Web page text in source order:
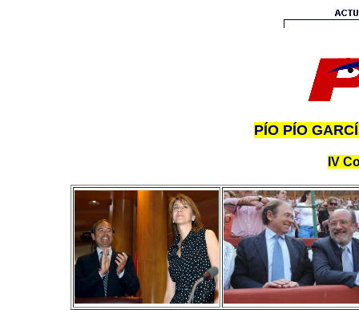
PÍO PÍO
IV